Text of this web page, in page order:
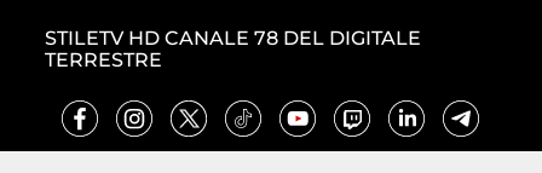
STILETV HD CANALE 78 DEL DIGITALE
TERRESTRE